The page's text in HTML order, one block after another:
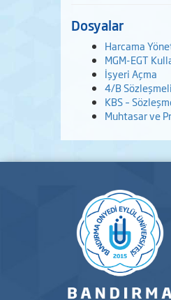
Dosyalar
Harcama
MGM-EGT
İşyeri Açma
4/B
KBS –
Muhtasar ve